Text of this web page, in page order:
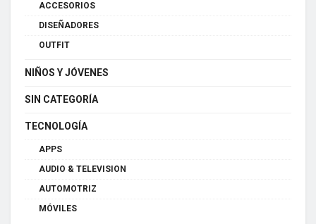
ACCESORIOS
DISEÑADORES
OUTFIT
NIÑOS Y JÓVENES
SIN CATEGORÍA
TECNOLOGÍA
APPS
AUDIO & TELEVISION
AUTOMOTRIZ
MÓVILES